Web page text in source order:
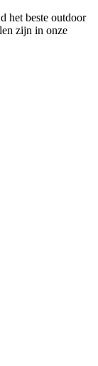
het beste outdoor
zijn in onze